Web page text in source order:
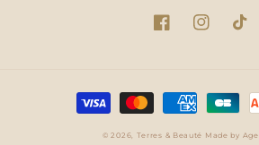
FacebookInstagram
Moyens
de
© 2026, Terres & Beauté Made by